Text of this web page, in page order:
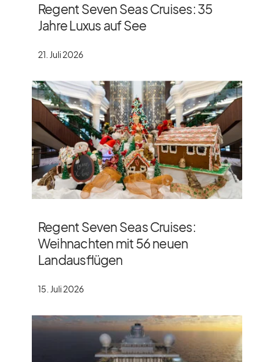
Regent Seven Seas Cruises: 35
Jahre Luxus auf See
21. Juli 2026
Regent Seven Seas Cruises:
Weihnachten mit 56 neuen
Landausflügen
15. Juli 2026